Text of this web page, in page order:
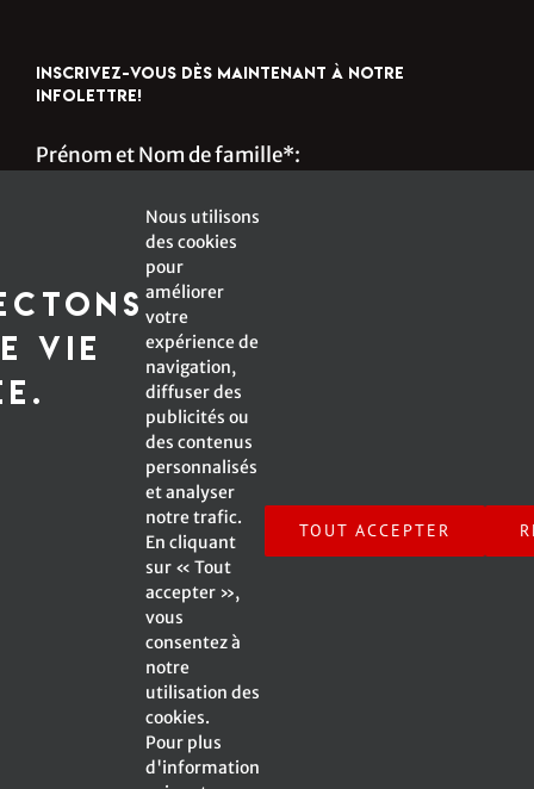
INSCRIVEZ-VOUS DÈS MAINTENANT À NOTRE
INFOLETTRE!
Prénom et Nom de famille*:
*Champ obligatoire
Inscrivez-moi à l'infolettre !
© Copyright -2026 Emmanuelle Caplette | All Rights
Reserved | A Web Site by
vie
Nous utilisons
des cookies
pour
améliorer
votre
expérience de
navigation,
diffuser des
publicités ou
des contenus
personnalisés
et analyser
notre trafic.
En cliquant
sur « Tout
accepter »,
vous
consentez à
notre
utilisation des
cookies.
Pour plus
d'information
TOUT ACCEPTER